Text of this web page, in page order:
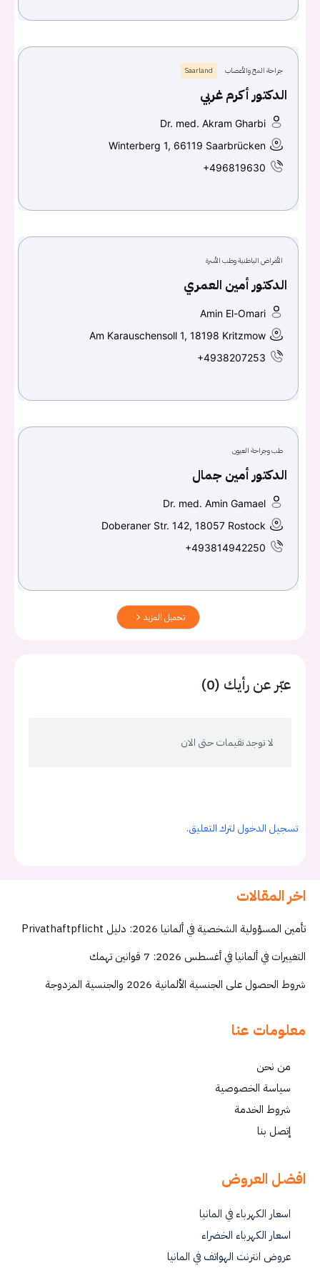
جراحة المخ والأعصاب Saarland
الدكتور أكرم غربي
Dr. med. Akram Gharbi
Winterberg 1, 66119 Saarbrücken
+496819630
الأمراض الباطنية وطب الأسرة
الدكتور أمين العمري
Amin El-Omari
Am Karauschensoll 1, 18198 Kritzmow
+4938207253
طب وجراحة العيون
الدكتور أمين جمال
Dr. med. Amin Gamael
Doberaner Str. 142, 18057 Rostock
+493814942250
تحميل المزيد
عبّر عن رأيك (0)
لا توجد تقيمات حتى الان
تسجيل الدخول لترك التعليق.
اخر المقالات
تأمين المسؤولية الشخصية في ألمانيا 2026: دليل Privathaftpflicht
التغييرات في ألمانيا في أغسطس 2026: 7 قوانين تهمك
شروط الحصول على الجنسية الألمانية 2026 والجنسية المزدوجة
معلومات عنا
من نحن
سياسة الخصوصية
شروط الخدمة
إتصل بنا
افضل العروض
اسعار الكهرباء في المانيا
اسعار الكهرباء الخضراء
عروض انترنت الهواتف في المانيا